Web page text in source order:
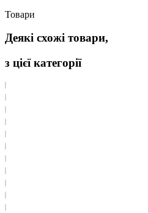
Товари
Деякі схожі товари,
з цієї категорії